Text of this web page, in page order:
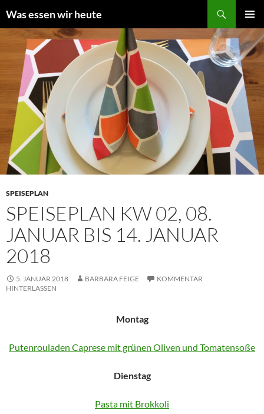
Inhalt
springen
Was essen wir heute
MENÜ
SPEISEPLAN
SPEISEPLAN KW 02, 08.
JANUAR BIS 14. JANUAR
2018
5. JANUAR 2018 BARBARA FEIGE
KOMMENTAR
HINTERLASSEN
Montag
Putenrouladen Caprese mit grünen Oliven und Tomatensoße
Dienstag
Pasta mit Brokkoli